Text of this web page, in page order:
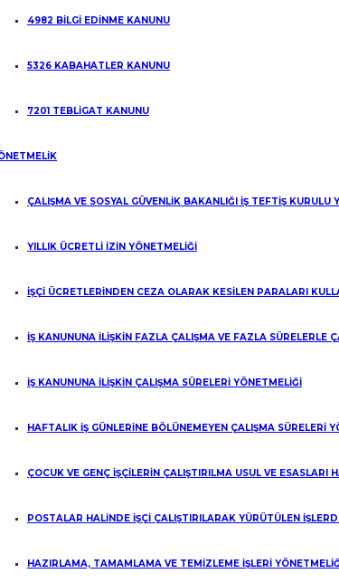
4982 BİLGİ EDİNME KANUNU
5326 KABAHATLER KANUNU
7201 TEBLİGAT KANUNU
ÇALIŞMA VE SOSYAL GÜVENLİK BAKANLIĞI İŞ TEFTİŞ KURULU
YILLIK ÜCRETLİ İZİN YÖNETMELİĞİ
İŞÇİ ÜCRETLERİNDEN CEZA OLARAK KESİLEN PARALARI
İŞ KANUNUNA İLİŞKİN FAZLA ÇALIŞMA VE FAZLA SÜRELERLE
İŞ KANUNUNA İLİŞKİN ÇALIŞMA SÜRELERİ YÖNETMELİĞİ
HAFTALIK İŞ GÜNLERİNE BÖLÜNEMEYEN ÇALIŞMA SÜRELERİ
ÇOCUK VE GENÇ İŞÇİLERİN ÇALIŞTIRILMA USUL VE ESASLARI
POSTALAR HALİNDE İŞÇİ ÇALIŞTIRILARAK YÜRÜTÜLEN
HAZIRLAMA, TAMAMLAMA VE TEMİZLEME İŞLERİ
olayın gerçekleştiği tarihte başlar. Ancak işçinin olayda
neden olayda işçinin maddi bir menfaati varsa altı iş
iş sözleşmesini haklı nedene dayanarak
İşçi A işyerinde çalışan başka bir işçiye cinsel tacizde
01.05.2019 tarihine kadar feshetmelidir. Aksi takdirde
işverenin kasasından para çalmıştır. Bu durumda
kullanabilir. İşçi olayda maddi çıkar sağladığı için bir
Hak Düşürücü Süre Var mıdır?
düzenlenen derhal fesih hakkını kullanma süresi
fesihlerde kanunda öngörülen hak düşürücü
Süresi Geçtikten Sonra Yapılan Fesihlerin
ve bir yıllık süreler geçtikten sonra yapılan fesihler
ödemesi gerekecektir.
le meilleur site de paris sportif en
σύνδεσης στο Wazamba καζίνο και